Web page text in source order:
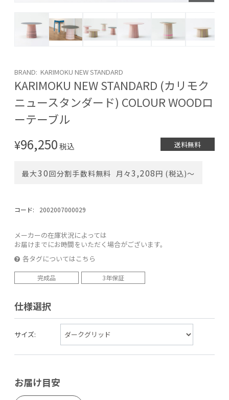
BRAND: KARIMOKU NEW STANDARD
KARIMOKU NEW STANDARD (カリモク
ニュースタンダード) COLOUR WOODロ
ーテーブル
¥96,250税込 送料無料
最大30回分割手数料無料 月々3,208円 (税込)〜
コード: 2002007000029
メーカーの在庫状況によっては
お届けまでにお時間をいただく場合がございます。
各タグについてはこちら
完成品 3年保証
仕様選択
サイズ:
お届け目安